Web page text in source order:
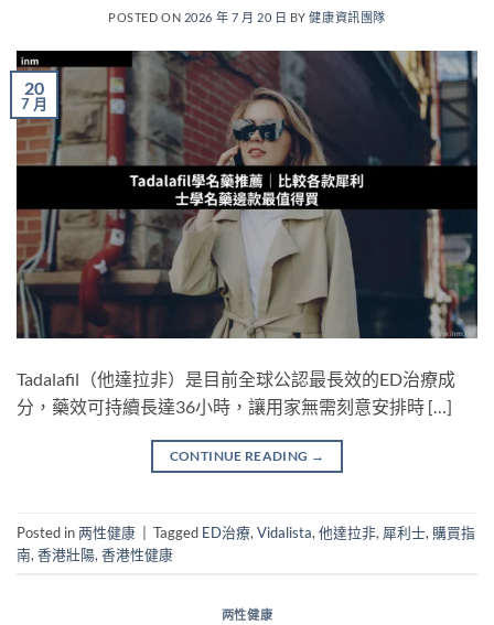
POSTED ON 2026 年 7 月 20 日 BY健康資訊團隊
20
7 月
Tadalafil（他達拉非）是目前全球公認最長效的ED治療成
分，藥效可持續長達36小時，讓用家無需刻意安排時 […]
CONTINUE READING →
Posted in两性健康 | Tagged ED治療, Vidalista, 他達拉非, 犀利士, 購買指
南, 香港壯陽, 香港性健康
两性健康